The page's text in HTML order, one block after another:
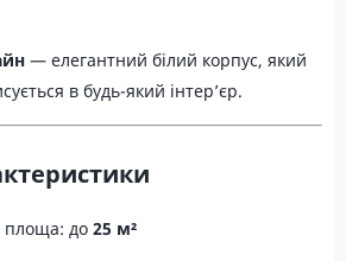
— елегантний білий корпус, який
в будь-який інтер’єр.
площа: до 25 м²